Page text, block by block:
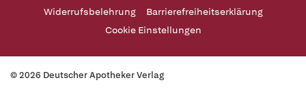
Widerrufsbelehrung
Barrierefreiheitserklärung
Cookie Einstellungen
© 2026 Deutscher Apotheker Verlag